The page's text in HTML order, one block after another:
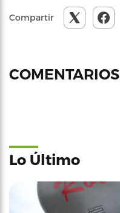
Compartir
COMENTARIOS
Lo Último